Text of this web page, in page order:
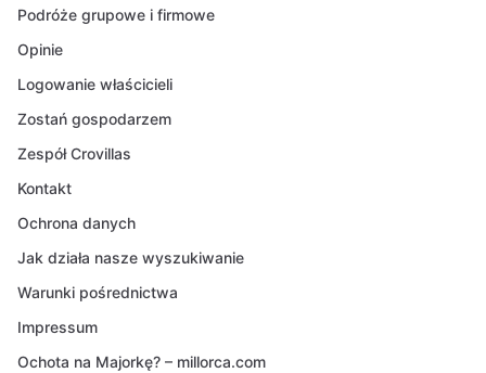
Podróże grupowe i firmowe
Opinie
Logowanie właścicieli
Zostań gospodarzem
Zespół Crovillas
Kontakt
Ochrona danych
Jak działa nasze wyszukiwanie
Warunki pośrednictwa
Impressum
Ochota na Majorkę? – millorca.com